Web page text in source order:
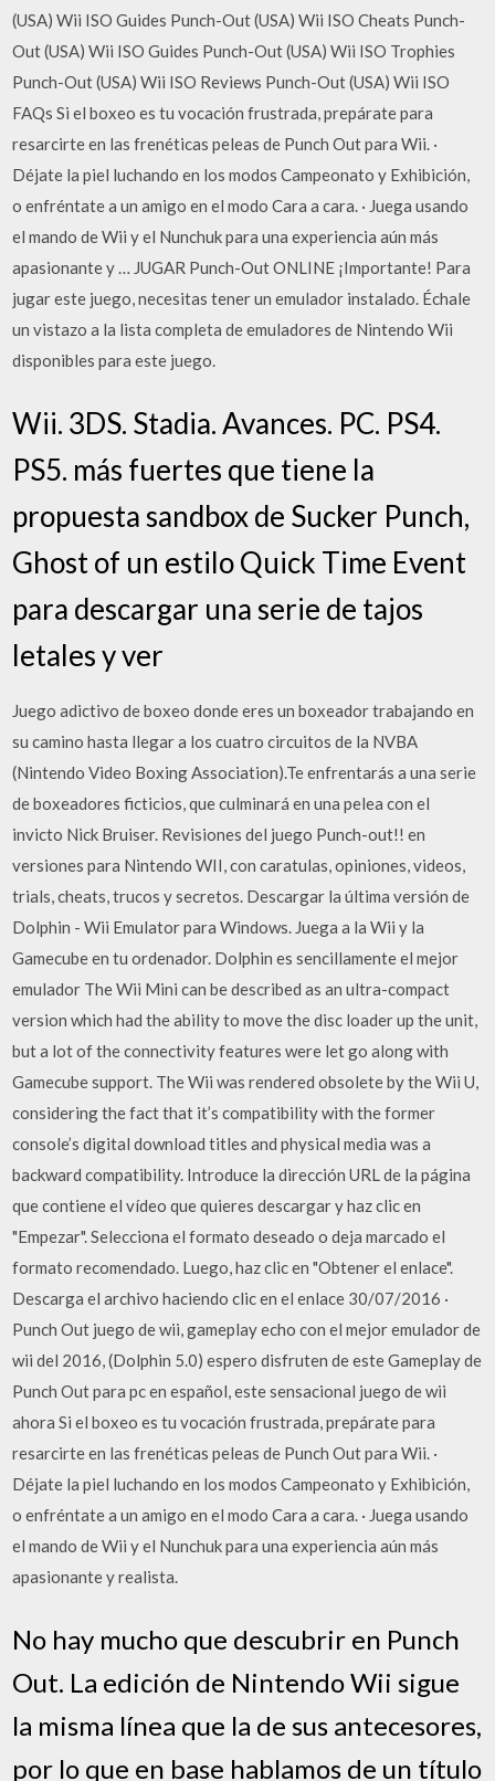
(USA) Wii ISO Guides Punch-Out (USA) Wii ISO Cheats Punch-
Out (USA) Wii ISO Guides Punch-Out (USA) Wii ISO Trophies
Punch-Out (USA) Wii ISO Reviews Punch-Out (USA) Wii ISO
FAQs Si el boxeo es tu vocación frustrada, prepárate para
resarcirte en las frenéticas peleas de Punch Out para Wii. ·
Déjate la piel luchando en los modos Campeonato y Exhibición,
o enfréntate a un amigo en el modo Cara a cara. · Juega usando
el mando de Wii y el Nunchuk para una experiencia aún más
apasionante y … JUGAR Punch-Out ONLINE ¡Importante! Para
jugar este juego, necesitas tener un emulador instalado. Échale
un vistazo a la lista completa de emuladores de Nintendo Wii
disponibles para este juego.
Wii. 3DS. Stadia. Avances. PC. PS4.
PS5. más fuertes que tiene la
propuesta sandbox de Sucker Punch,
Ghost of un estilo Quick Time Event
para descargar una serie de tajos
letales y ver
Juego adictivo de boxeo donde eres un boxeador trabajando en
su camino hasta llegar a los cuatro circuitos de la NVBA
(Nintendo Video Boxing Association).Te enfrentarás a una serie
de boxeadores ficticios, que culminará en una pelea con el
invicto Nick Bruiser. Revisiones del juego Punch-out!! en
versiones para Nintendo WII, con caratulas, opiniones, videos,
trials, cheats, trucos y secretos. Descargar la última versión de
Dolphin - Wii Emulator para Windows. Juega a la Wii y la
Gamecube en tu ordenador. Dolphin es sencillamente el mejor
emulador The Wii Mini can be described as an ultra-compact
version which had the ability to move the disc loader up the unit,
but a lot of the connectivity features were let go along with
Gamecube support. The Wii was rendered obsolete by the Wii U,
considering the fact that it’s compatibility with the former
console’s digital download titles and physical media was a
backward compatibility. Introduce la dirección URL de la página
que contiene el vídeo que quieres descargar y haz clic en
"Empezar". Selecciona el formato deseado o deja marcado el
formato recomendado. Luego, haz clic en "Obtener el enlace".
Descarga el archivo haciendo clic en el enlace 30/07/2016 ·
Punch Out juego de wii, gameplay echo con el mejor emulador de
wii del 2016, (Dolphin 5.0) espero disfruten de este Gameplay de
Punch Out para pc en español, este sensacional juego de wii
ahora Si el boxeo es tu vocación frustrada, prepárate para
resarcirte en las frenéticas peleas de Punch Out para Wii. ·
Déjate la piel luchando en los modos Campeonato y Exhibición,
o enfréntate a un amigo en el modo Cara a cara. · Juega usando
el mando de Wii y el Nunchuk para una experiencia aún más
apasionante y realista.
No hay mucho que descubrir en Punch
Out. La edición de Nintendo Wii sigue
la misma línea que la de sus antecesores,
por lo que en base hablamos de un título